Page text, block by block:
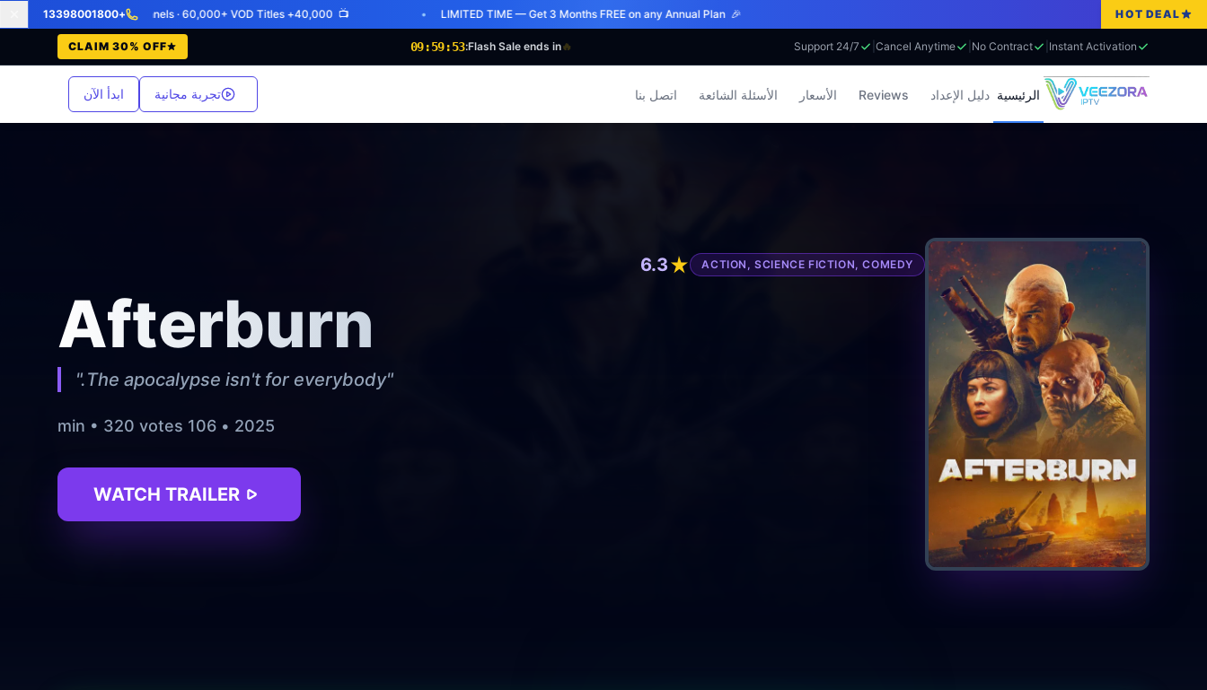
HOT DEAL
🎉 LIMITED TIME — Get 3 Months FREE on any Annual Plan
•
📺 40,000+ Live Channels · 60,000+ VOD Titles
+13398001800
Instant Activation
No Contract
Cancel Anytime
24/7 Support
🔥
Flash Sale ends in:
09:59:50
CLAIM 30% OFF
الرئيسية دليل الإعداد Reviews الأسعار الأسئلة الشائعة اتصل بنا تجربة مجانية ابدأ الآن
ACTION, SCIENCE FICTION, COMEDY
6.3
Afterburn
"The apocalypse isn't for everybody."
2025 • 106 min • 320 votes
WATCH TRAILER